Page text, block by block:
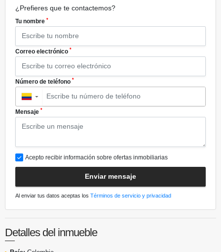
¿Prefieres que te contactemos?
Tu nombre *
Correo electrónico *
Número de teléfono *
▼
Mensaje *
Acepto recibir información sobre ofertas inmobiliarias
Enviar mensaje
Al enviar tus datos aceptas los Términos de servicio y privacidad
Detalles del inmueble